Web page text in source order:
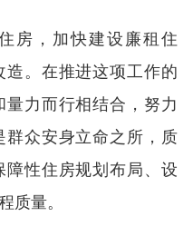
房，加快建设廉租住
。在推进这项工作的
力而行相结合，努力
众安身立命之所，质
性住房规划布局、设
质量。